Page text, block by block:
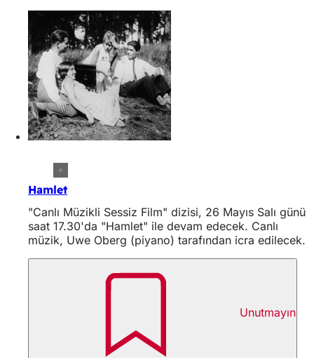
Hamlet
"Canlı Müzikli Sessiz Film" dizisi, 26 Mayıs Salı günü
saat 17.30'da "Hamlet" ile devam edecek. Canlı
müzik, Uwe Oberg (piyano) tarafından icra edilecek.
Unutmayın